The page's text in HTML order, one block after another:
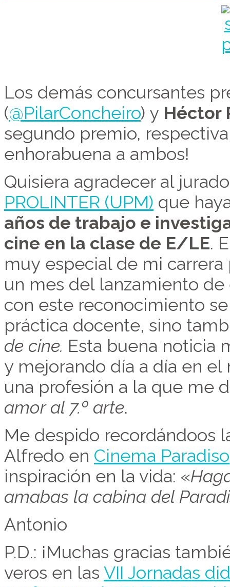
Los demás concursantes
(@PilarConcheiro) y Héctor
segundo premio,
enhorabuena a ambos!
Quisiera agradecer al
PROLINTER (UPM) que
años de trabajo e
cine en la clase de E/LE.
muy especial de mi
un mes del lanzamiento de
con este reconocimiento
práctica docente, sino
de cine. Esta buena noticia
y mejorando día a día en
una profesión a la que me
amor al 7.º arte.
Me despido recordándoos
Alfredo en Cinema Paradiso
inspiración en la vida: «
amabas la cabina del
Antonio
P.D.: ¡Muchas gracias
veros en las VII Jornadas